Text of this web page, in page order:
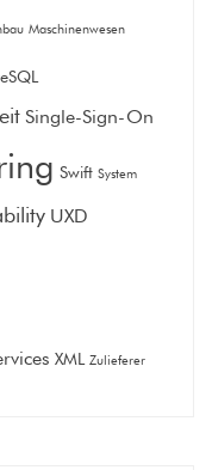
Maschinenwesen
Single-Sign-On
Swift System
UXD
XML Zulieferer